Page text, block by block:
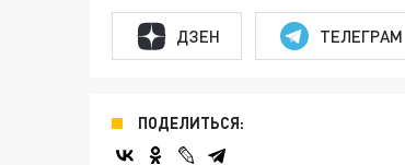
ДЗЕН ТЕЛЕГРАМ
ПОДЕЛИТЬСЯ: